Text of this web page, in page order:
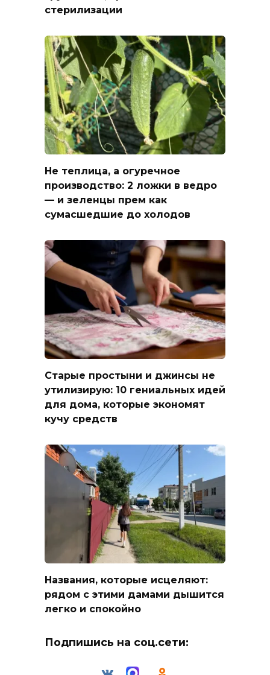
стерилизации
Не теплица, а огуречное
производство: 2 ложки в ведро
— и зеленцы прем как
сумасшедшие до холодов
Старые простыни и джинсы не
утилизирую: 10 гениальных идей
для дома, которые экономят
кучу средств
Названия, которые исцеляют:
рядом с этими дамами дышится
легко и спокойно
Подпишись на соц.сети: